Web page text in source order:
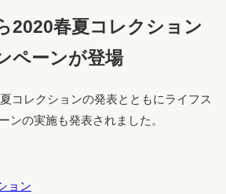
2020春夏コレクション
ペーンが登場
コレクションの発表とともにライフス
ンの実施も発表されました。
ョン